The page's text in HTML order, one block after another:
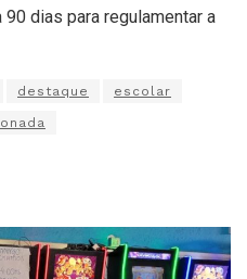
dias para regulamentar a
destaque escolar